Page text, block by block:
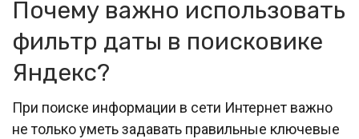
Почему важно использовать
фильтр даты в поисковике
Яндекс?
При поиске информации в сети Интернет важно
не только уметь задавать правильные ключевые